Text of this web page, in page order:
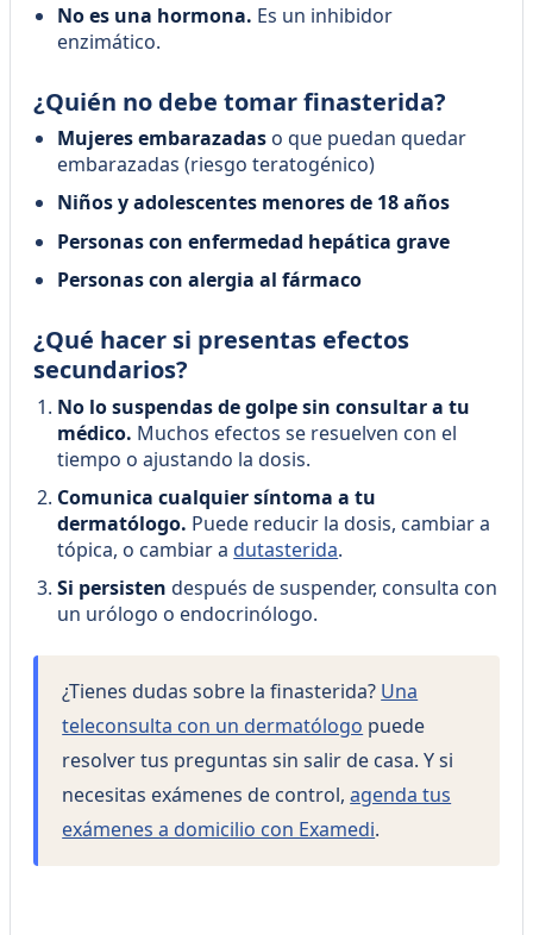
No es una hormona. Es un inhibidor
enzimático.
¿Quién no debe tomar finasterida?
Mujeres embarazadas o que puedan quedar
embarazadas (riesgo teratogénico)
Niños y adolescentes menores de 18 años
Personas con enfermedad hepática grave
Personas con alergia al fármaco
¿Qué hacer si presentas efectos
secundarios?
No lo suspendas de golpe sin consultar a tu
médico. Muchos efectos se resuelven con el
tiempo o ajustando la dosis.
Comunica cualquier síntoma a tu
dermatólogo. Puede reducir la dosis, cambiar a
tópica, o cambiar adutasterida.
Si persisten después de suspender, consulta con
un urólogo o endocrinólogo.
¿Tienes dudas sobre la finasterida? Una
teleconsulta con un dermatólogo puede
resolver tus preguntas sin salir de casa. Y si
necesitas exámenes de control,agenda tus
exámenes a domicilio con Examedi.